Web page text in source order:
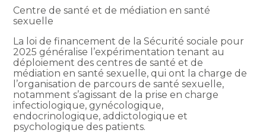
Centre de santé et de médiation en santé
sexuelle
La loi de financement de la Sécurité sociale pour
2025 généralise l’expérimentation tenant au
déploiement des centres de santé et de
médiation en santé sexuelle, qui ont la charge de
l’organisation de parcours de santé sexuelle,
notamment s’agissant de la prise en charge
infectiologique, gynécologique,
endocrinologique, addictologique et
psychologique des patients.